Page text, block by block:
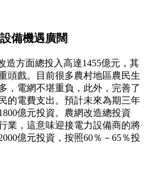
備機遇廣闊
造方面總投入高達1455億元，其
頭戲。目前很多農村地區農民生
，電網不堪重負，此外，完善了
的電費支出。預計未來為期三年
億元投資。農網改造總投資
業，這意味迎接電力設備商的將
億元投資，按照60％－65％投